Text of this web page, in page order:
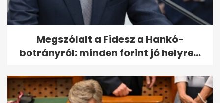
Megszólalt a Fidesz a Hankó-
botrányról: minden forint jó helyre...